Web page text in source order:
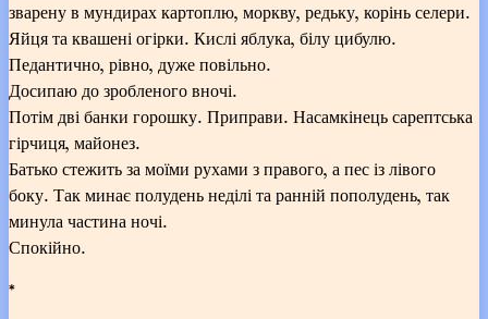
зварену в мундирах картоплю, моркву, редьку, корінь селери.
Яйця та квашені огірки. Кислі яблука, білу цибулю.
Педантично, рівно, дуже повільно.
Досипаю до зробленого вночі.
Потім дві банки горошку. Приправи. Насамкінець сарептська
гірчиця, майонез.
Батько стежить за моїми рухами з правого, а пес із лівого
боку. Так минає полудень неділі та ранній пополудень, так
минула частина ночі.
Спокійно.
*